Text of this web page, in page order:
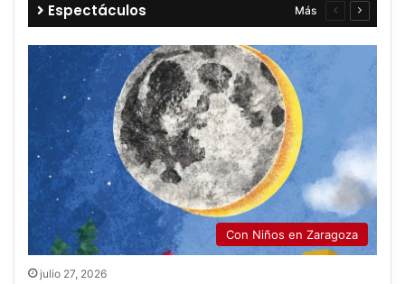
Espectáculos Más
Página
anterior
Con Niños en Zaragoza
julio 27, 2026